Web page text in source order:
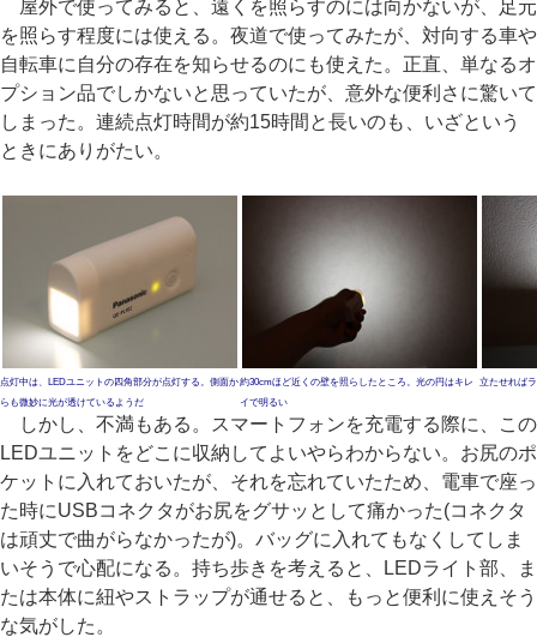
屋外で使ってみると、遠くを照らすのには向かないが、足元
を照らす程度には使える。夜道で使ってみたが、対向する車や
自転車に自分の存在を知らせるのにも使えた。正直、単なるオ
プション品でしかないと思っていたが、意外な便利さに驚いて
しまった。連続点灯時間が約15時間と長いのも、いざという
ときにありがたい。
点灯中は、LEDユニットの四角部分が点灯する。側面か
らも微妙に光が透けているようだ
約30cmほど近くの壁を照らしたところ。光の円はキレ
イで明るい
立たせれば
しかし、不満もある。スマートフォンを充電する際に、この
LEDユニットをどこに収納してよいやらわからない。お尻のポ
ケットに入れておいたが、それを忘れていたため、電車で座っ
た時にUSBコネクタがお尻をグサッとして痛かった(コネクタ
は頑丈で曲がらなかったが)。バッグに入れてもなくしてしま
いそうで心配になる。持ち歩きを考えると、LEDライト部、ま
たは本体に紐やストラップが通せると、もっと便利に使えそう
な気がした。